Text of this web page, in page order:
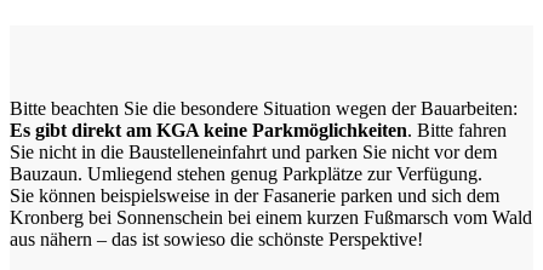
Bitte beachten Sie die besondere Situation wegen der Bauarbeiten:
Es gibt direkt am KGA keine Parkmöglichkeiten. Bitte fahren
Sie nicht in die Baustelleneinfahrt und parken Sie nicht vor dem
Bauzaun. Umliegend stehen genug Parkplätze zur Verfügung.
Sie können beispielsweise in der Fasanerie parken und sich dem
Kronberg bei Sonnenschein bei einem kurzen Fußmarsch vom Wald
aus nähern – das ist sowieso die schönste Perspektive!